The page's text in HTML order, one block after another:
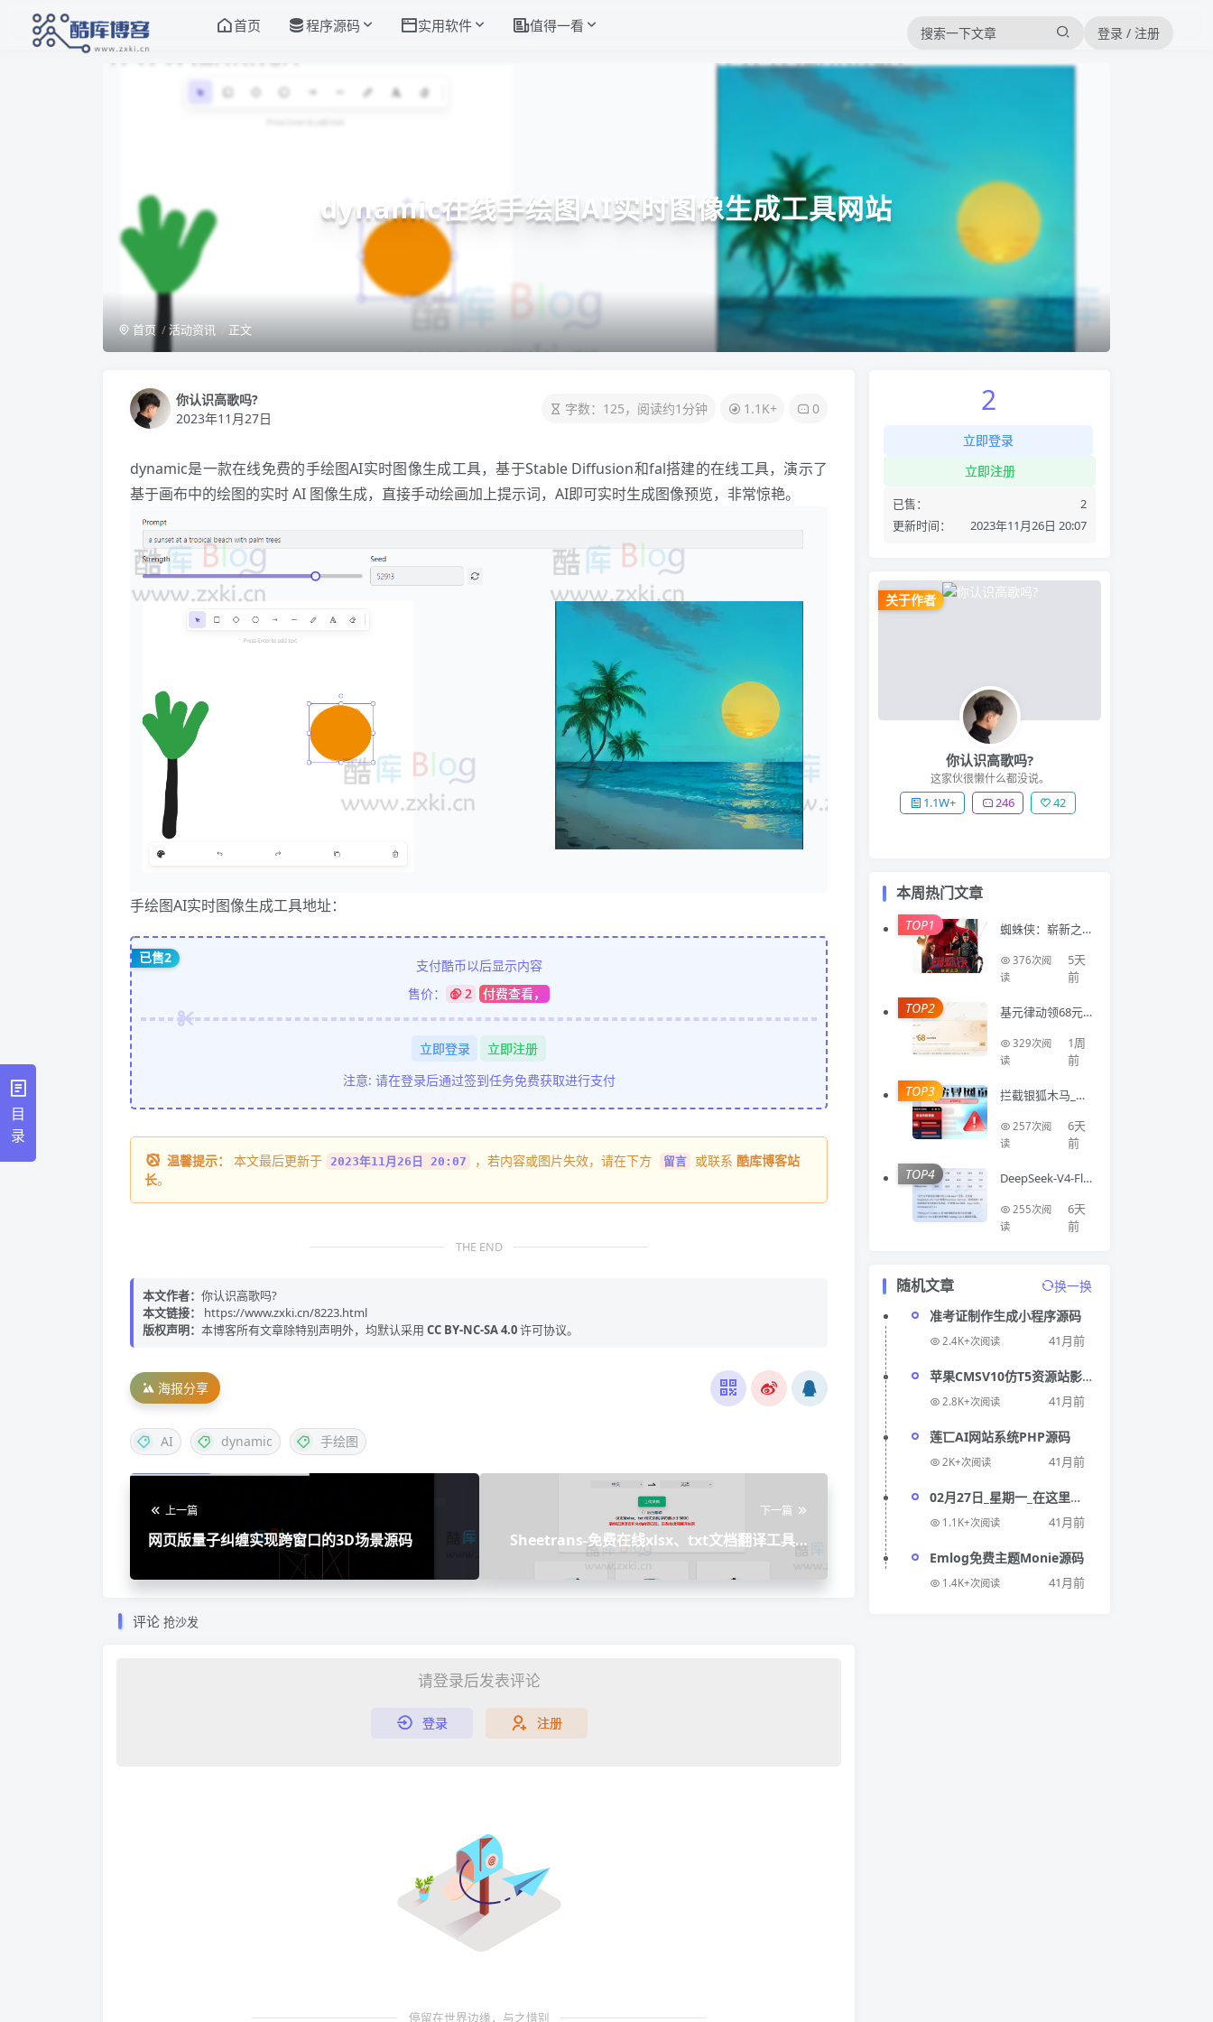
首页 程序源码 实用软件 值得一看 登录 / 注册
dynamic在线手绘图AI实时图像生成工具网站
首页 活动资讯 正文
你认识高歌吗?
2023年11月27日
字数：125，阅读约1分钟 1.1K+ 0
dynamic是一款在线免费的手绘图AI实时图像生成工具，基于Stable Diffusion和fal搭建的在线工具，演示了
基于画布中的绘图的实时 AI 图像生成，直接手动绘画加上提示词，AI即可实时生成图像预览，非常惊艳。
手绘图AI实时图像生成工具地址：
已售2
支付酷币以后显示内容
售价：
2 付费查看，
立即登录
立即注册
注意: 请在登录后通过签到任务免费获取进行支付
温馨提示： 本文最后更新于 2023年11月26日 20:07 ，若内容或图片失效，请在下方 留言 或联系 酷库博客站
长。
THE END
本文作者： 你认识高歌吗?
本文链接：
https://www.zxki.cn/8223.html
版权声明： 本博客所有文章除特别声明外，均默认采用 CC BY-NC-SA 4.0许可协议。
海报分享
AI dynamic 手绘图
上一篇
网页版量子纠缠实现跨窗口的3D场景源码
下一篇
Sheetrans-免费在线xlsx、txt文档翻译工具网
评论 抢沙发
请登录后发表评论
登录 注册
停留在世界边缘，与之惜别
2
立即登录
立即注册
已售：
2
更新时间：
2023年11月26日 20:07
关于作者
你认识高歌吗?
这家伙很懒什么都没说。
1.1W+ 246 42
本周热门文章
TOP1
蜘蛛侠：崭新之
rand New Day (2
026)
376次阅
读
5天
前
TOP2
基元律动领68元A
329次阅
读
1周
前
TOP3
拦截银狐木马_钓
浏览器扩展Virus
Detector
257次阅
读
6天
前
TOP4
DeepSeek-V4-Fla
线公测
255次阅
读
6天
前
随机文章
换一换
准考证制作生成小程序源码
2.4K+次阅读 41月前
苹果CMSV10仿T5资源站影
视资源分享网站模板源码
2.8K+次阅读 41月前
莲匸AI网站系统PHP源码
2K+次阅读 41月前
02月27日_星期一_在这里每
天60秒读懂世界!
1.1K+次阅读 41月前
Emlog免费主题Monie源码
1.4K+次阅读 41月前
目
录